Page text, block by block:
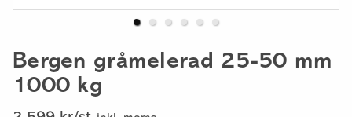
Bergen gråmelerad 25-50 mm
1000 kg